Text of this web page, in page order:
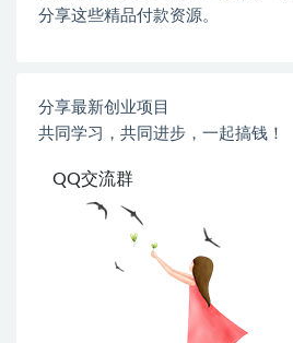
分享这些精品付款资源。
分享最新创业项目
共同学习，共同进步，一起搞钱！
QQ交流群